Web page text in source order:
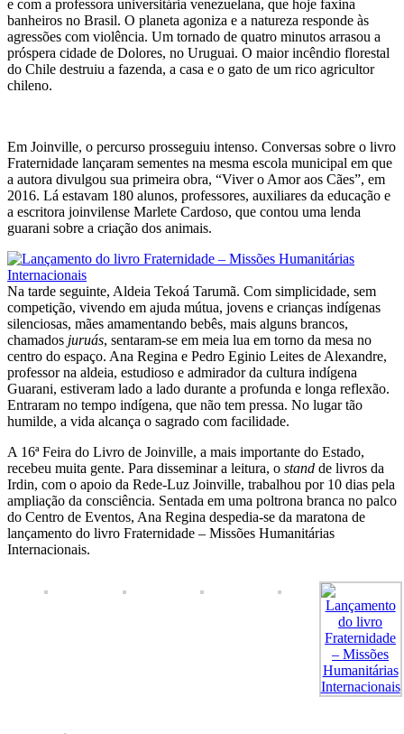
e com a professora universitária venezuelana, que hoje faxina
banheiros no Brasil. O planeta agoniza e a natureza responde às
agressões com violência. Um tornado de quatro minutos arrasou a
próspera cidade de Dolores, no Uruguai. O maior incêndio florestal
do Chile destruiu a fazenda, a casa e o gato de um rico agricultor
chileno.
Em Joinville, o percurso prosseguiu intenso. Conversas sobre o livro
Fraternidade lançaram sementes na mesma escola municipal em que
a autora divulgou sua primeira obra, “Viver o Amor aos Cães”, em
2016. Lá estavam 180 alunos, professores, auxiliares da educação e
a escritora joinvilense Marlete Cardoso, que contou uma lenda
guarani sobre a criação dos animais.
Na tarde seguinte, Aldeia Tekoá Tarumã. Com simplicidade, sem
competição, vivendo em ajuda mútua, jovens e crianças indígenas
silenciosas, mães amamentando bebês, mais alguns brancos,
chamados juruás, sentaram-se em meia lua em torno da mesa no
centro do espaço. Ana Regina e Pedro Eginio Leites de Alexandre,
professor na aldeia, estudioso e admirador da cultura indígena
Guarani, estiveram lado a lado durante a profunda e longa reflexão.
Entraram no tempo indígena, que não tem pressa. No lugar tão
humilde, a vida alcança o sagrado com facilidade.
A 16ª Feira do Livro de Joinville, a mais importante do Estado,
recebeu muita gente. Para disseminar a leitura, o stand de livros da
Irdin, com o apoio da Rede-Luz Joinville, trabalhou por 10 dias pela
ampliação da consciência. Sentada em uma poltrona branca no palco
do Centro de Eventos, Ana Regina despedia-se da maratona de
lançamento do livro Fraternidade – Missões Humanitárias
Internacionais.